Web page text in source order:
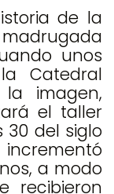
de la
unos
Catedral
imagen,
el taller
30 del siglo
incrementó
a modo
recibieron